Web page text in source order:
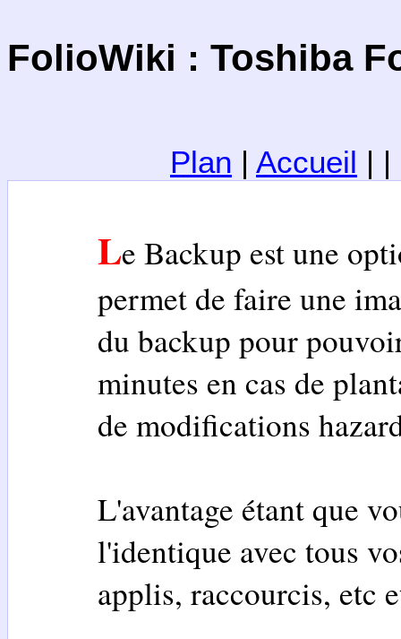
FolioWiki : Toshiba
Plan | Accueil | |
Le Backup est une
permet de faire une
du backup pour
minutes en cas de
de modifications
L'avantage étant que
l'identique avec tous
applis, raccourcis, etc